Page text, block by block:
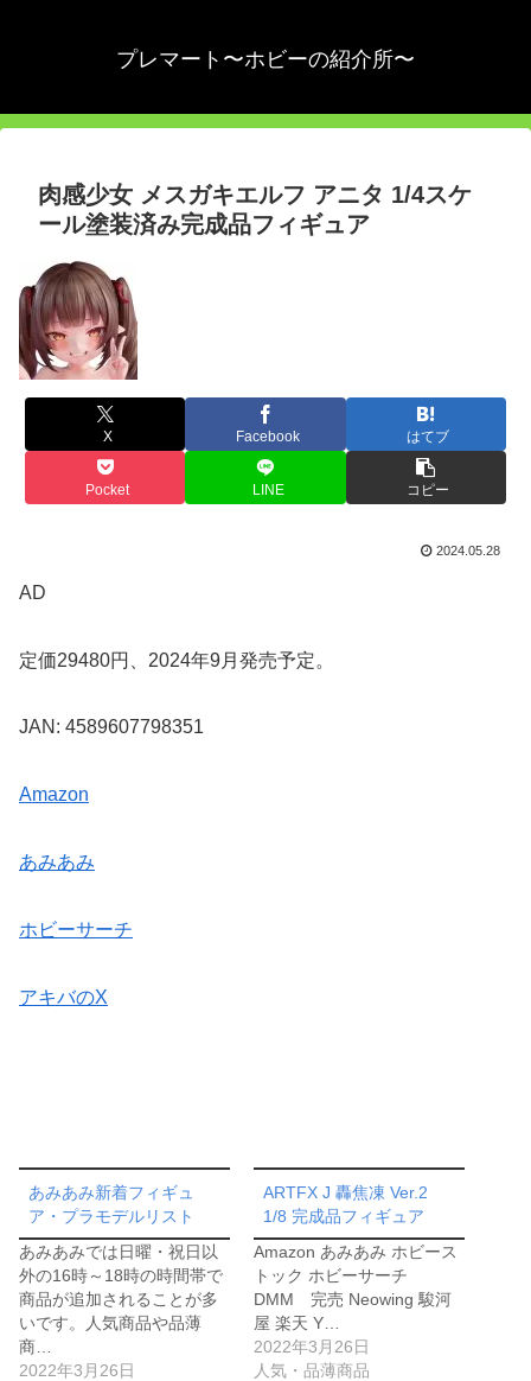
プレマート〜ホビーの紹介所〜
肉感少女 メスガキエルフ アニタ 1/4スケ
ール塗装済み完成品フィギュア
X Facebook はてブ
Pocket LINE コピー
2024.05.28
AD
定価29480円、2024年9月発売予定。
JAN: 4589607798351
Amazon
あみあみ
ホビーサーチ
アキバのX
あみあみ新着フィギュ
ア・プラモデルリスト
あみあみでは日曜・祝日以
外の16時～18時の時間帯で
商品が追加されることが多
いです。人気商品や品薄
商…
2022年3月26日
ARTFX J 轟焦凍 Ver.2
1/8 完成品フィギュア
Amazon あみあみ ホビース
トック ホビーサーチ
DMM 完売 Neowing 駿河
屋 楽天 Y…
2022年3月26日
人気・品薄商品